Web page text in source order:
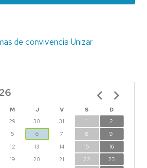
de convivencia Unizar
M J V S
D
29 30 31 1
2
5 6 7 8
9
12 13 14 15
16
19 20 21 22
23
Paginación